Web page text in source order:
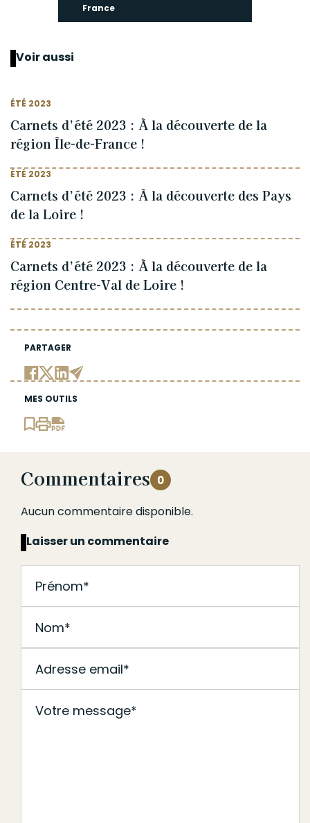
PARTAGER
MES OUTILS
France
Voir aussi
ÉTÉ 2023
Carnets d’été 2023 : À la découverte de la
région Île-de-France !
ÉTÉ 2023
Carnets d’été 2023 : À la découverte des Pays
de la Loire !
ÉTÉ 2023
Carnets d’été 2023 : À la découverte de la
région Centre-Val de Loire !
Commentaires 0
Aucun commentaire disponible.
Laisser un commentaire